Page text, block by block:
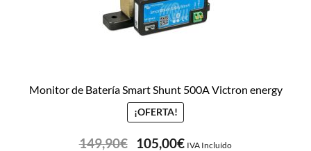
Monitor de Batería Smart Shunt 500A Victron energy
¡OFERTA!
149,90€ 105,00€ IVA Incluído